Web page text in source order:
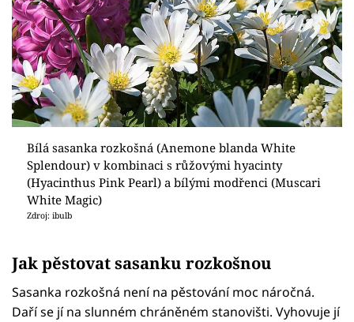
Bílá sasanka rozkošná (Anemone blanda White
Splendour) v kombinaci s růžovými hyacinty
(Hyacinthus Pink Pearl) a bílými modřenci (Muscari
White Magic)
Zdroj: ibulb
Jak pěstovat sasanku rozkošnou
Sasanka rozkošná není na pěstování moc náročná.
Daří se jí na slunném chráněném stanovišti. Vyhovuje jí